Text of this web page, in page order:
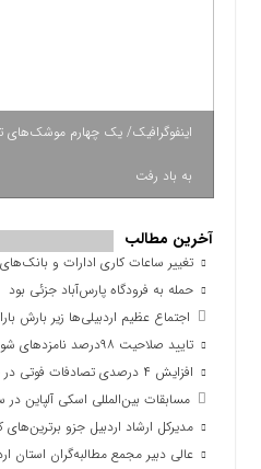
به باد رفت
آخرین مطالب
تغییر ساعات کاری ادارات و بانک‌های
حمله به فرودگاه پارس‌‌آباد جزئی بود
اجتماع عظیم اردبیلی‌ها زیر بارش
تایید صلاحیت ۹۸درصد نامزدهای شوراهای روستای اردبیل
افزایش ۴ درصدی تصادفات فوتی در جاده‌های اردبیل
مسابقات بین‌المللی اسکی آلپاین در
مدیرکل ارشاد اردبیل جزو
عالی دبیر مجمع مطالبه‌گران استان